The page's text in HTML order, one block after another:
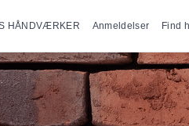
HÅNDVÆRKER Anmeldelser Find